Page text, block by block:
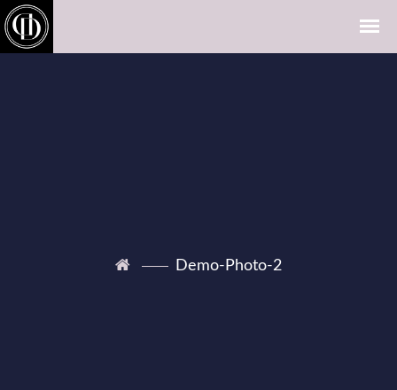
Demo-Photo-2